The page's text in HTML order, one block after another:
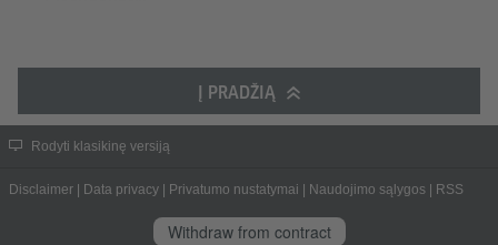
Į PRADŽIĄ
Rodyti klasikinę versiją
Disclaimer Data privacy Privatumo nustatymai Naudojimo sąlygos RSS
Withdraw from contract